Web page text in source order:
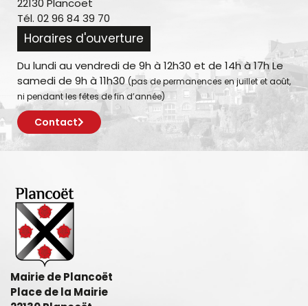
22130 Plancoët
Tél. 02 96 84 39 70
Horaires d'ouverture
Du lundi au vendredi de 9h à 12h30 et de 14h à 17h Le
samedi de 9h à 11h30 (pas de permanences en juillet et août,
ni pendant les fêtes de fin d’année)
Contact
Mairie de Plancoët
Place de la Mairie